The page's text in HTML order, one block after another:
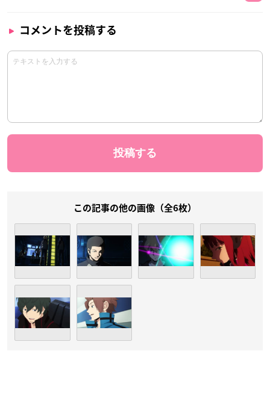
コメントを投稿する
この記事の他の画像（全6枚）